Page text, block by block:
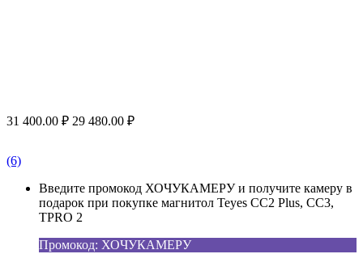
31 400.00 ₽ 29 480.00 ₽
(6)
Введите промокод ХОЧУКАМЕРУ и получите камеру в
подарок при покупке магнитол Teyes CC2 Plus, CC3,
TPRO 2
Промокод: ХОЧУКАМЕРУ